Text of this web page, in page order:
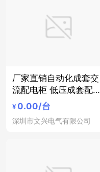
厂家直销自动化成套交
流配电柜 低压成套配电
箱 电气电器控制箱 国产
红兴成套配电箱开关柜
照明配电柜按客户要求
¥ 0.00/台
深圳市文兴电气有限公司